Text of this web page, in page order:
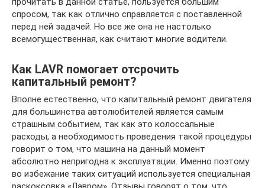
спросом, так как отлично справляется с поставленной
перед ней задачей. Но все же она не настолько
всемогущественная, как считают многие водители.
Как LAVR помогает отсрочить
капитальный ремонт?
Вполне естественно, что капитальный ремонт двигателя
для большинства автолюбителей является самым
страшным событием, так как это колоссальные
расходы, а необходимость проведения такой процедуры
говорит о том, что машина на данный момент
абсолютно непригодна к эксплуатации. Именно поэтому
во избежание таких ситуаций используется специальная